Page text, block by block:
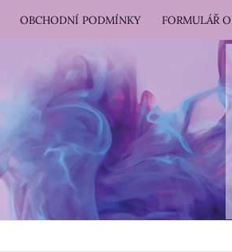
OBCHODNÍ PODMÍNKY FORMULÁŘ